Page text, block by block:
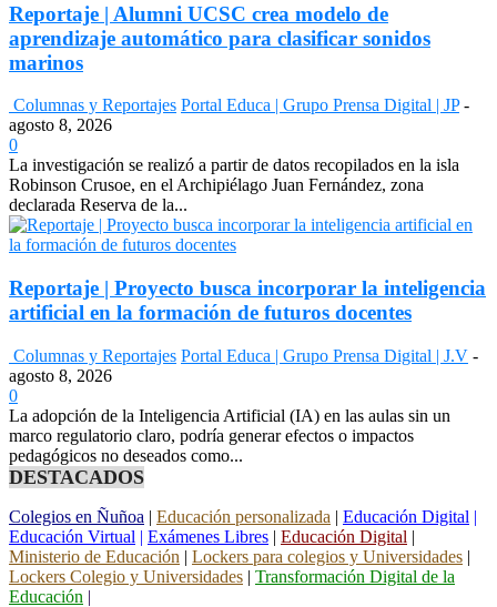
Reportaje | Alumni UCSC crea modelo de
aprendizaje automático para clasificar sonidos
marinos
Columnas y Reportajes Portal Educa | Grupo Prensa Digital | JP -
agosto 8, 2026
0
La investigación se realizó a partir de datos recopilados en la isla
Robinson Crusoe, en el Archipiélago Juan Fernández, zona
declarada Reserva de la...
Reportaje | Proyecto busca incorporar la inteligencia
artificial en la formación de futuros docentes
Columnas y Reportajes Portal Educa | Grupo Prensa Digital | J.V -
agosto 8, 2026
0
La adopción de la Inteligencia Artificial (IA) en las aulas sin un
marco regulatorio claro, podría generar efectos o impactos
pedagógicos no deseados como...
DESTACADOS
Colegios en Ñuñoa | Educación personalizada | Educación Digital |
Educación Virtual | Exámenes Libres | Educación Digital |
Ministerio de Educación | Lockers para colegios y Universidades |
Lockers Colegio y Universidades | Transformación Digital de la
Educación |